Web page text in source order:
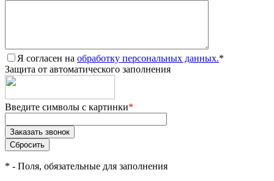
Я согласен на обработку персональных данных.*
Защита от автоматического заполнения
Введите символы с картинки*
* - Поля, обязательные для заполнения